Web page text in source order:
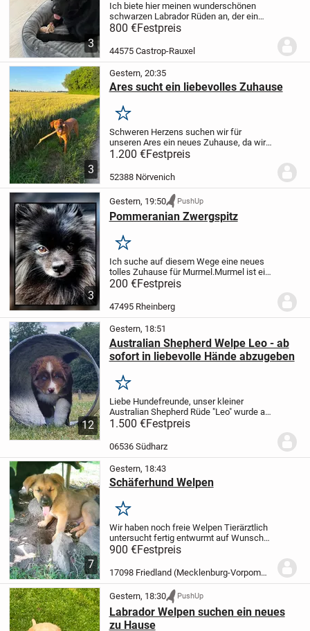
3
Ich biete hier meinen wunderschönen
schwarzen Labrador Rüden an, der ein
neues, liebevolles Zuhause sucht. Er ist
ein treuer Begleiter und sehr verspielt. Ein
echtes Familienmitglied, das viel Freude...
800 €Festpreis
44575 Castrop-Rauxel
3
Gestern, 20:35
Ares sucht ein liebevolles Zuhause
Merken
Schweren Herzens suchen wir für
unseren Ares ein neues Zuhause, da wir
ihm aufgrund gesundheitlicher Probleme
und Zeitmangel leider nicht mehr die
Aufmerksamkeit und Auslastung bieten
1.200 €Festpreis
52388 Nörvenich
3
Gestern, 19:50 PushUp
Pommeranian Zwergspitz
Merken
Ich suche auf diesem Wege eine neues
tolles Zuhause für Murmel.Murmel ist ein
Pommeranian Zwergspitz Männchen. Er
ist 5 Jahre alt (seit Baby bei mir), nicht
kastriert (hat gesunde Babys gezeugt)
200 €Festpreis
47495 Rheinberg
12
Gestern, 18:51
Australian Shepherd Welpe Leo - ab
sofort in liebevolle Hände abzugeben
Merken
Liebe Hundefreunde, unser kleiner
Australian Shepherd Rüde "Leo" wurde am
01.06.2026 geboren und ist ab sofort
bereit, in sein neues Zuhause
umzuziehen.Leo wächst bei uns im Haus
und auf dem Hof...
1.500 €Festpreis
06536 Südharz
7
Gestern, 18:43
Schäferhund Welpen
Merken
Wir haben noch freie Welpen Tierärztlich
untersucht fertig entwurmt auf Wunsch
mit Chip und EU Ausweis ! Die Welpen
sind schon Stubenrein! Abgabe bereit
Besichtigung der Elterntiere vor Ort
900 €Festpreis
17098 Friedland (Mecklenburg-Vorpommern)
Gestern, 18:30 PushUp
Labrador Welpen suchen ein neues
zu Hause